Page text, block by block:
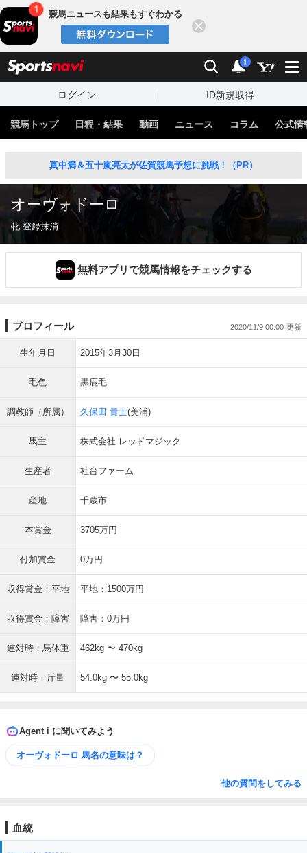
競馬ニュースも結果もすぐわかる
検索 通知
i
ログイン ID新規取得
競馬トップ 日程・結果 動画 ニュース コラム 公式情
真中満＆五十嵐亮太が佐賀競馬予想に挑戦！（PR）
オーヴォドーロ
牝 登録抹消
無料アプリで競馬情報をチェックする
プロフィール 2020/11/9 00:00
生年月日 2015年3月30日
毛色 黒鹿毛
調教師（所属） 久保田 貴士(美浦)
馬主 株式会社 レッドマジック
生産者 社台ファーム
産地 千歳市
本賞金 3705万円
付加賞金 0万円
収得賞金：平地 平地：1500万円
収得賞金：障害 障害：0万円
連対時：馬体重 462kg 〜 470kg
連対時：斤量 54.0kg 〜 55.0kg
Agent i に聞いてみよう
オーヴォドーロ 馬名の意味は？
他の質問をしてみる
血統